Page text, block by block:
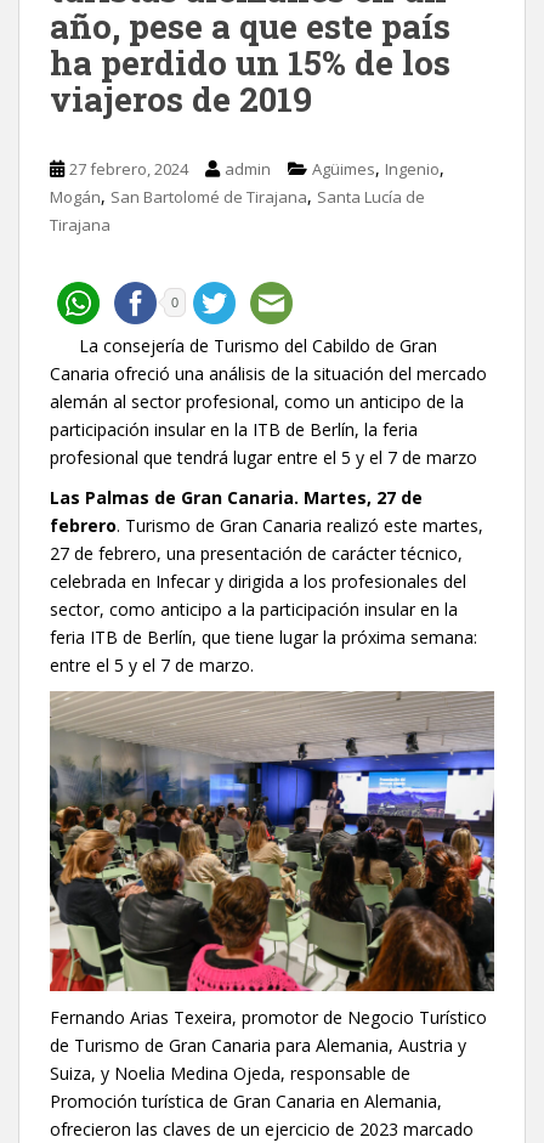
año, pese a que este país
ha perdido un 15% de los
viajeros de 2019
27 febrero, 2024 admin Agüimes, Ingenio,
Mogán, San Bartolomé de Tirajana, Santa Lucía de
Tirajana
0
La consejería de Turismo del Cabildo de Gran
Canaria ofreció una análisis de la situación del mercado
alemán al sector profesional, como un anticipo de la
participación insular en la ITB de Berlín, la feria
profesional que tendrá lugar entre el 5 y el 7 de marzo
Las Palmas de Gran Canaria. Martes, 27 de
febrero. Turismo de Gran Canaria realizó este martes,
27 de febrero, una presentación de carácter técnico,
celebrada en Infecar y dirigida a los profesionales del
sector, como anticipo a la participación insular en la
feria ITB de Berlín, que tiene lugar la próxima semana:
entre el 5 y el 7 de marzo.
Fernando Arias Texeira, promotor de Negocio Turístico
de Turismo de Gran Canaria para Alemania, Austria y
Suiza, y Noelia Medina Ojeda, responsable de
Promoción turística de Gran Canaria en Alemania,
ofrecieron las claves de un ejercicio de 2023 marcado